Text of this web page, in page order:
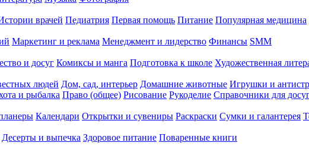
врачей Педиатрия Первая помощь Питание Популярная медицина
Маркетинг и реклама Менеджмент и лидерство Финансы SMM
и досуг Комиксы и манга Подготовка к школе Художественная
людей Дом, сад, интерьер Домашние животные Игрушки и
и рыбалка Право (общее) Рисование Рукоделие Справочники для
Календари Открытки и сувениры Раскраски Сумки и галантерея
Десерты и выпечка Здоровое питание Поваренные книги